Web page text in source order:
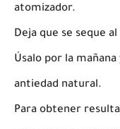
atomizador.
Deja que se seque
Úsalo por la
antiedad natural.
Para obtener